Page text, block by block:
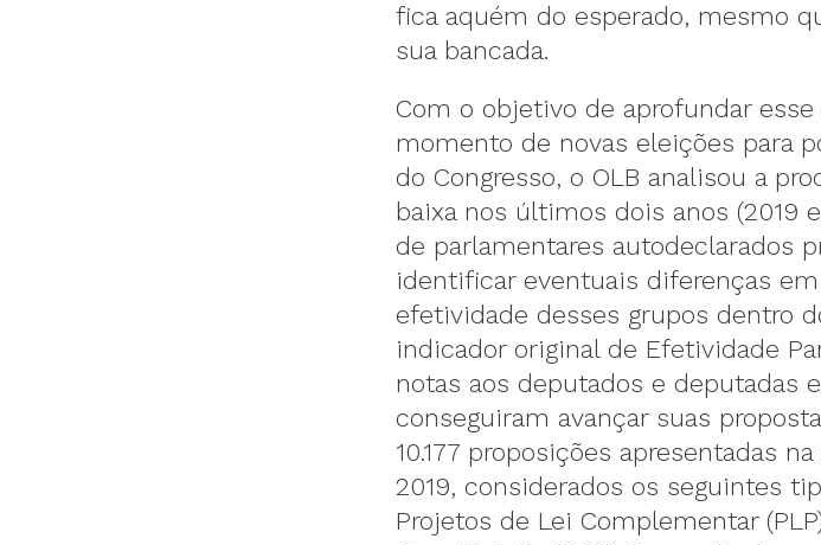
fica aquém do esperado, mesmo
sua bancada.
Com o objetivo de aprofundar
momento de novas eleições para
do Congresso, o OLB analisou a
baixa nos últimos dois anos (2019
de parlamentares autodeclarados
identificar eventuais diferenças
efetividade desses grupos dentro
indicador original de Efetividade
notas aos deputados e deputadas
conseguiram avançar suas
10.177 proposições apresentadas
2019, considerados os seguintes
Projetos de Lei Complementar